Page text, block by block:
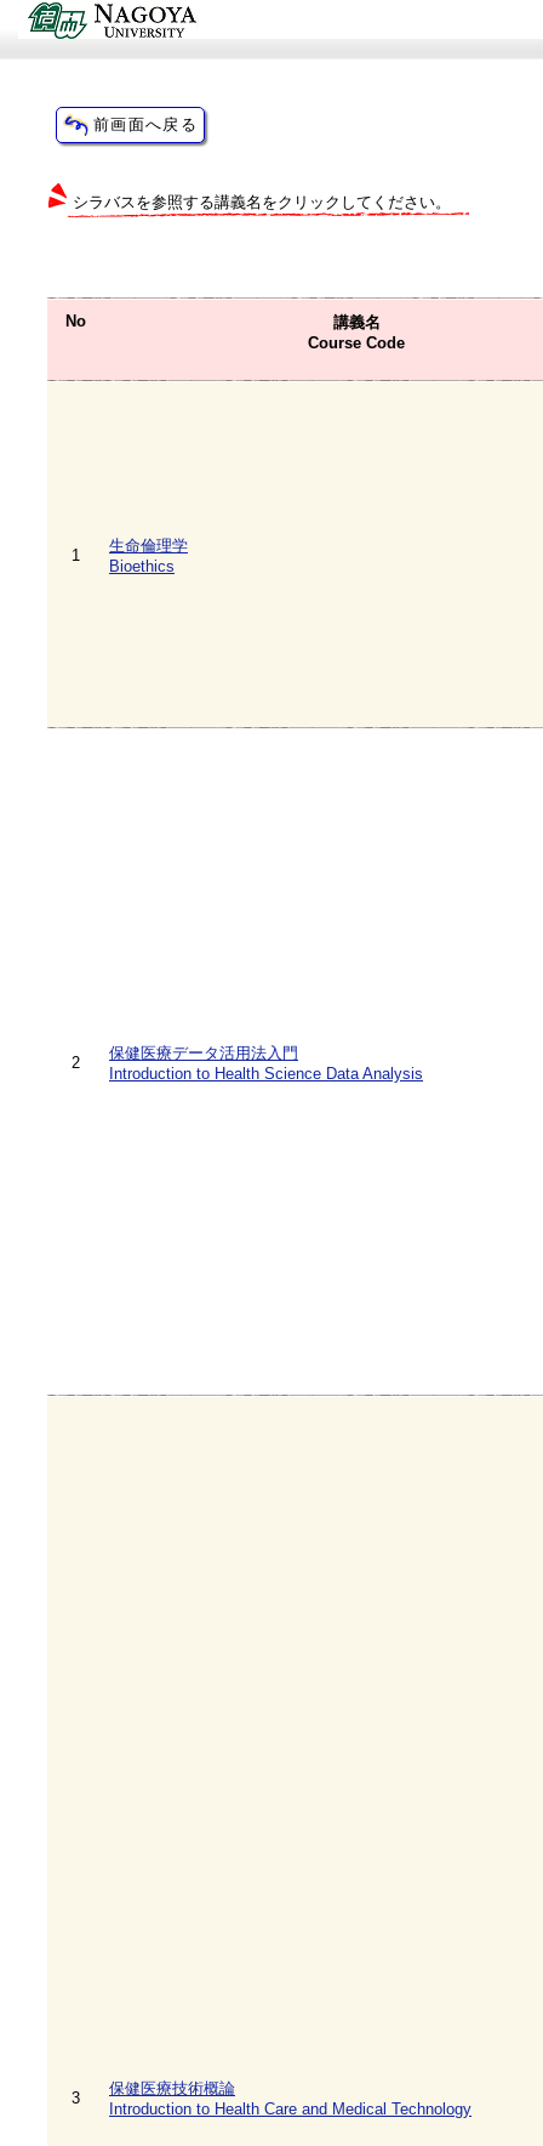
シラバスを参照する講義名をクリックしてください。
No
講義名
Course Code
1
生命倫理学
Bioethics
2
保健医療データ活用法入門
Introduction to Health Science Data Analysis
3
保健医療技術概論
Introduction to Health Care and Medical Technology